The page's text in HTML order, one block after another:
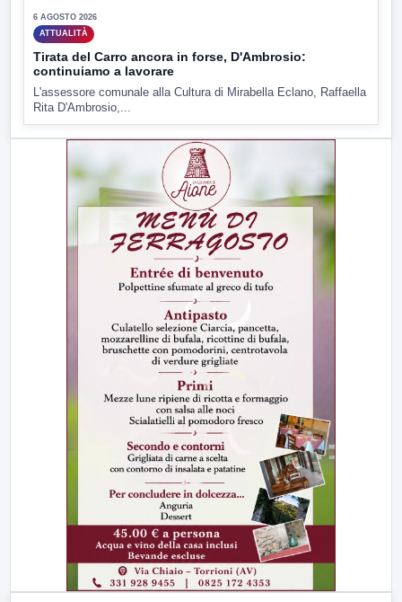
6 AGOSTO 2026
ATTUALITÀ
Tirata del Carro ancora in forse, D'Ambrosio:
continuiamo a lavorare
L'assessore comunale alla Cultura di Mirabella Eclano, Raffaella
Rita D'Ambrosio,...